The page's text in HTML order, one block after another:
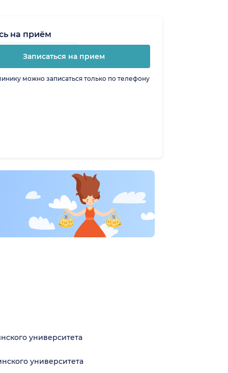
на приём
Записаться на прием
можно записаться только по телефону
университета
университета